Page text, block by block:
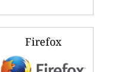
Firefox